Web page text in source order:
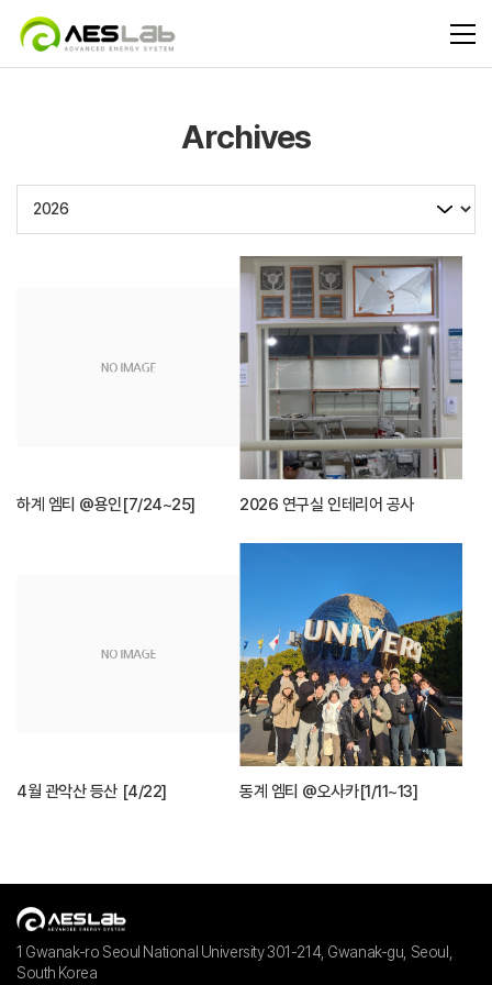
Archives
하계 엠티 @용인[7/24~25] 2026 연구실 인테리어 공사
4월 관악산 등산 [4/22] 동계 엠티 @오사카[1/11~13]
1 Gwanak-ro Seoul National University 301-214, Gwanak-gu, Seoul,
South Korea